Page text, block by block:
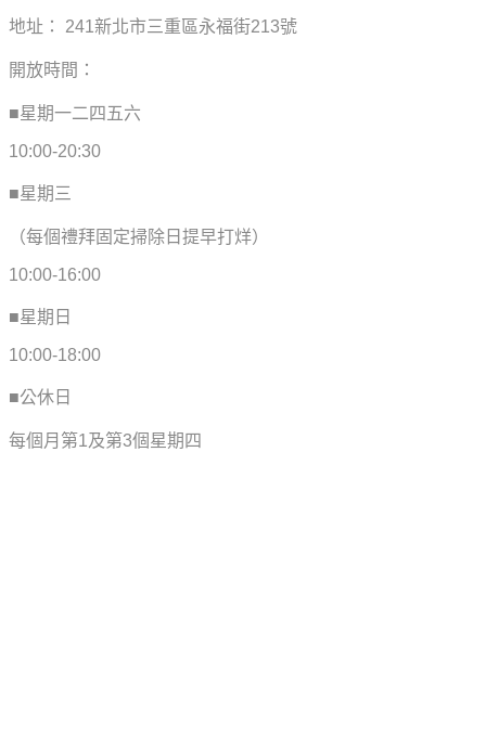
地址： 241新北市三重區永福街213號
開放時間：
■星期一二四五六
10:00-20:30
■星期三
（每個禮拜固定掃除日提早打烊）
10:00-16:00
■星期日
10:00-18:00
■公休日
每個月第1及第3個星期四